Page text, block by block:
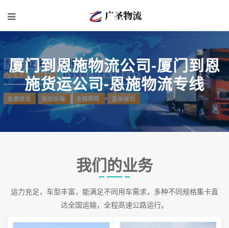
厦门到恩施物流公司-厦门到恩
施货运公司-恩施物流专线
我们的业务
运力充足，车型丰富，能满足不同用车需求，多种不同规格集卡直
达全国运输，全程高速公路运行。